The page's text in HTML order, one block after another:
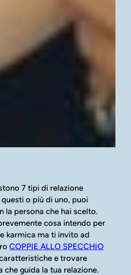
7 tipi di relazione
o più di uno, puoi
la persona che hai scelto.
cosa intendo per
karmica ma ti invito ad
COPPIE ALLO SPECCHIO
e trovare
che guida la tua relazione.